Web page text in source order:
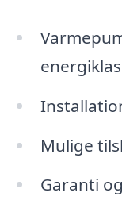
Mulige
Garanti